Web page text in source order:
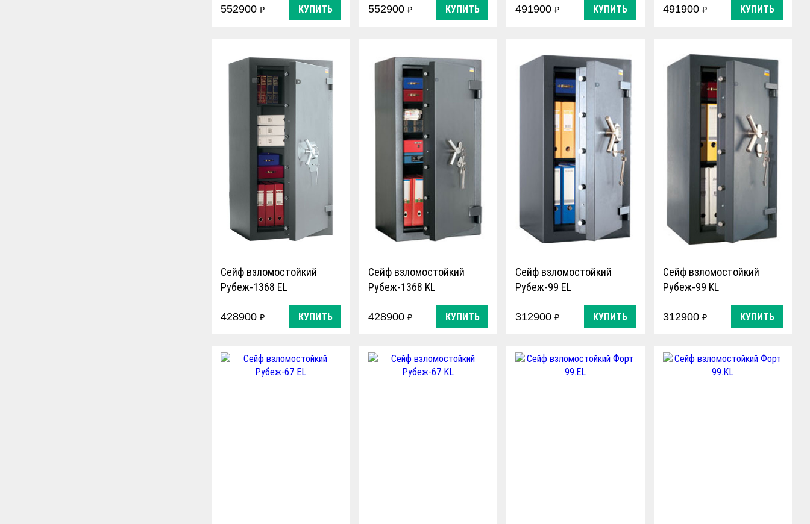
552900 ₽ КУПИТЬ 552900 ₽ КУПИТЬ 491900 ₽ КУПИТЬ 491900 ₽ КУПИТЬ
Сейф взломостойкий
Рубеж-1368 EL
428900 ₽ КУПИТЬ
Сейф взломостойкий
Рубеж-1368 KL
428900 ₽ КУПИТЬ
Сейф взломостойкий
Рубеж-99 EL
312900 ₽ КУПИТЬ
Сейф взломостойкий
Рубеж-99 KL
312900 ₽ КУПИТЬ